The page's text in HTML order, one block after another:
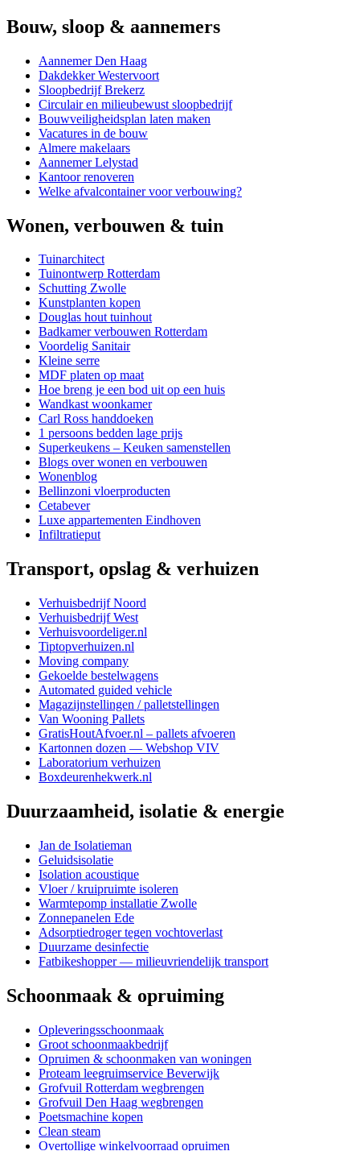
Bouw, sloop & aannemers
Aannemer Den Haag
Dakdekker Westervoort
Sloopbedrijf Brekerz
Circulair en milieubewust sloopbedrijf
Bouwveiligheidsplan laten maken
Vacatures in de bouw
Almere makelaars
Aannemer Lelystad
Kantoor renoveren
Welke afvalcontainer voor verbouwing?
Wonen, verbouwen & tuin
Tuinarchitect
Tuinontwerp Rotterdam
Schutting Zwolle
Kunstplanten kopen
Douglas hout tuinhout
Badkamer verbouwen Rotterdam
Voordelig Sanitair
Kleine serre
MDF platen op maat
Hoe breng je een bod uit op een huis
Wandkast woonkamer
Carl Ross handdoeken
1 persoons bedden lage prijs
Superkeukens – Keuken samenstellen
Blogs over wonen en verbouwen
Wonenblog
Bellinzoni vloerproducten
Cetabever
Luxe appartementen Eindhoven
Infiltratieput
Transport, opslag & verhuizen
Verhuisbedrijf Noord
Verhuisbedrijf West
Verhuisvoordeliger.nl
Tiptopverhuizen.nl
Moving company
Gekoelde bestelwagens
Automated guided vehicle
Magazijnstellingen / palletstellingen
Van Wooning Pallets
GratisHoutAfvoer.nl – pallets afvoeren
Kartonnen dozen — Webshop VIV
Laboratorium verhuizen
Boxdeurenhekwerk.nl
Duurzaamheid, isolatie & energie
Jan de Isolatieman
Geluidsisolatie
Isolation acoustique
Vloer / kruipruimte isoleren
Warmtepomp installatie Zwolle
Zonnepanelen Ede
Adsorptiedroger tegen vochtoverlast
Duurzame desinfectie
Fatbikeshopper — milieuvriendelijk transport
Schoonmaak & opruiming
Opleveringsschoonmaak
Groot schoonmaakbedrijf
Opruimen & schoonmaken van woningen
Proteam leegruimservice Beverwijk
Grofvuil Rotterdam wegbrengen
Grofvuil Den Haag wegbrengen
Poetsmachine kopen
Clean steam
Overtollige winkelvoorraad opruimen